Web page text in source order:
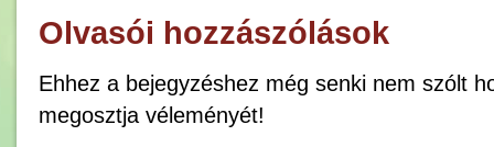
Olvasói hozzászólások
Ehhez a bejegyzéshez még senki nem szólt
megosztja véleményét!